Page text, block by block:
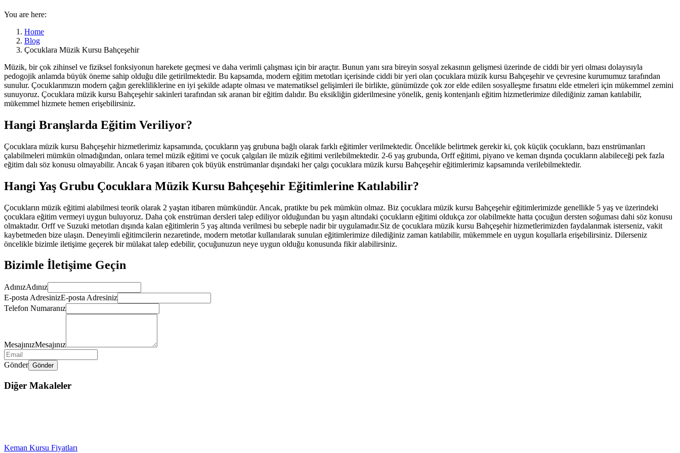
You are here:
Home
Blog
Çocuklara Müzik Kursu Bahçeşehir
Müzik, bir çok zihinsel ve fiziksel fonksiyonun harekete geçmesi ve daha verimli çalışması için bir araçtır. Bunun yanı sıra bireyin sosyal zekasının gelişmesi üzerinde de ciddi bir yeri olması dolayısıyla
pedogojik anlamda büyük öneme sahip olduğu dile getirilmektedir. Bu kapsamda, modern eğitim metotları içerisinde ciddi bir yeri olan çocuklara müzik kursu Bahçeşehir ve çevresine kurumumuz tarafından
sunulur. Çocuklarımızın modern çağın gerekliliklerine en iyi şekilde adapte olması ve matematiksel gelişimleri ile birlikte, günümüzde çok zor elde edilen sosyalleşme fırsatını elde etmeleri için mükemmel zemini
sunuyoruz. Çocuklara müzik kursu Bahçeşehir sakinleri tarafından sık aranan bir eğitim dalıdır. Bu eksikliğin giderilmesine yönelik, geniş kontenjanlı eğitim hizmetlerimize dilediğiniz zaman katılabilir,
mükemmel hizmete hemen erişebilirsiniz.
Hangi Branşlarda Eğitim Veriliyor?
Çocuklara müzik kursu Bahçeşehir hizmetlerimiz kapsamında, çocukların yaş grubuna bağlı olarak farklı eğitimler verilmektedir. Öncelikle belirtmek gerekir ki, çok küçük çocukların, bazı enstrümanları
çalabilmeleri mümkün olmadığından, onlara temel müzik eğitimi ve çocuk çalgıları ile müzik eğitimi verilebilmektedir. 2-6 yaş grubunda, Orff eğitimi, piyano ve keman dışında çocukların alabileceği pek fazla
eğitim dalı söz konusu olmayabilir. Ancak 6 yaşan itibaren çok büyük enstrümanlar dışındaki her çalgı çocuklara müzik kursu Bahçeşehir eğitimlerimiz kapsamında verilebilmektedir.
Hangi Yaş Grubu Çocuklara Müzik Kursu Bahçeşehir Eğitimlerine Katılabilir?
Çocukların müzik eğitimi alabilmesi teorik olarak 2 yaştan itibaren mümkündür. Ancak, pratikte bu pek mümkün olmaz. Biz çocuklara müzik kursu Bahçeşehir eğitimlerimizde genellikle 5 yaş ve üzerindeki
çocuklara eğitim vermeyi uygun buluyoruz. Daha çok enstrüman dersleri talep ediliyor olduğundan bu yaşın altındaki çocukların eğitimi oldukça zor olabilmekte hatta çocuğun dersten soğuması dahi söz konusu
olmaktadır. Orff ve Suzuki metotları dışında kalan eğitimlerin 5 yaş altında verilmesi bu sebeple nadir bir uygulamadır.Siz de çocuklara müzik kursu Bahçeşehir hizmetlerimizden faydalanmak isterseniz, vakit
kaybetmeden bize ulaşın. Deneyimli eğitimcilerin nezaretinde, modern metotlar kullanılarak sunulan eğitimlerimize dilediğiniz zaman katılabilir, mükemmele en uygun koşullarla erişebilirsiniz. Dilerseniz
öncelikle bizimle iletişime geçerek bir mülakat talep edebilir, çocuğunuzun neye uygun olduğu konusunda fikir alabilirsiniz.
Bizimle İletişime Geçin
AdınızAdınız
E-posta AdresinizE-posta Adresiniz
Telefon Numaranız
MesajınızMesajınız
Gönder Gönder
Diğer Makaleler
Keman Kursu Fiyatları